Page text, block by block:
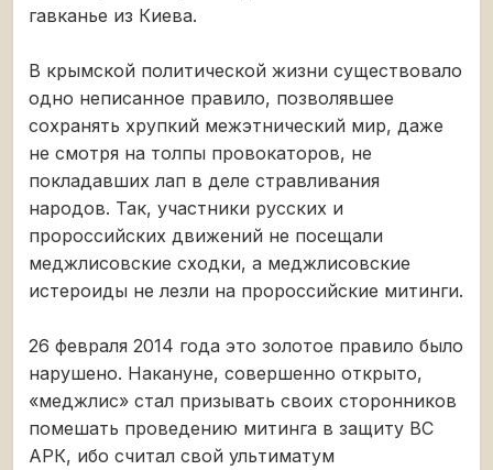
гавканье из Киева.
В крымской политической жизни существовало
одно неписанное правило, позволявшее
сохранять хрупкий межэтнический мир, даже
не смотря на толпы провокаторов, не
покладавших лап в деле стравливания
народов. Так, участники русских и
пророссийских движений не посещали
меджлисовские сходки, а меджлисовские
истероиды не лезли на пророссийские митинги.
26 февраля 2014 года это золотое правило было
нарушено. Накануне, совершенно открыто,
«меджлис» стал призывать своих сторонников
помешать проведению митинга в защиту ВС
АРК, ибо считал свой ультиматум